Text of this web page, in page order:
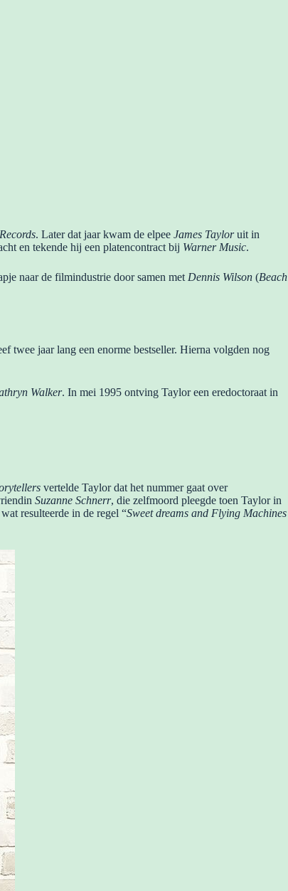
. Later dat jaar kwam de elpee James Tayloruit in
en tekende hij een platencontract bij Warner Music.
naar de filmindustrie door samen met Dennis Wilson (Beach
twee jaar lang een enorme bestseller. Hierna volgden nog
Walker. In mei 1995 ontving Taylor een eredoctoraat in
vertelde Taylor dat het nummer gaat over
Suzanne Schnerr, die zelfmoord pleegde toen Taylor in
wat resulteerde in de regel “Sweet dreams and Flying Machines